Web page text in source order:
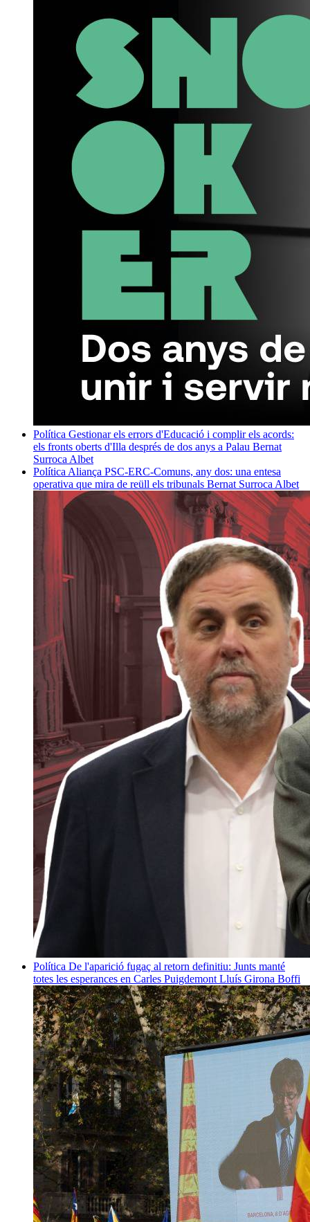
Política Gestionar els errors d'Educació i complir els acords:
els fronts oberts d'Illa després de dos anys a Palau Bernat
Surroca Albet
Política Aliança PSC-ERC-Comuns, any dos: una entesa
operativa que mira de reüll els tribunals Bernat Surroca Albet
Política De l'aparició fugaç al retorn definitiu: Junts manté
totes les esperances en Carles Puigdemont Lluís Girona Boffi